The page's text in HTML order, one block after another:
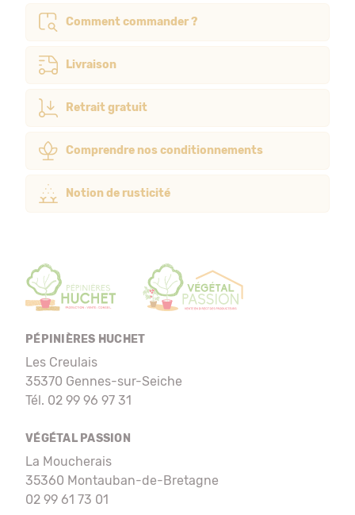
Comment commander ?
Livraison
Retrait gratuit
Comprendre nos conditionnements
Notion de rusticité
PÉPINIÈRES HUCHET
Les Creulais
35370 Gennes-sur-Seiche
Tél. 02 99 96 97 31
VÉGÉTAL PASSION
La Moucherais
35360 Montauban-de-Bretagne
02 99 61 73 01